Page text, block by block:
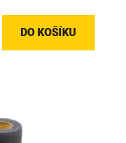
DO KOŠÍKU